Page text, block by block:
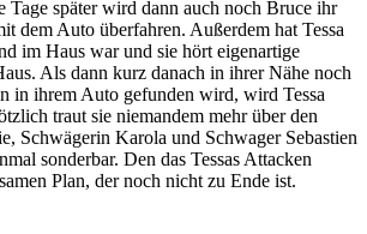
Tage später wird dann auch noch Bruce ihr
dem Auto überfahren. Außerdem hat Tessa
im Haus war und sie hört eigenartige
Als dann kurz danach in ihrer Nähe noch
in ihrem Auto gefunden wird, wird Tessa
traut sie niemandem mehr über den
Schwägerin Karola und Schwager Sebastien
sonderbar. Den das Tessas Attacken
Plan, der noch nicht zu Ende ist.